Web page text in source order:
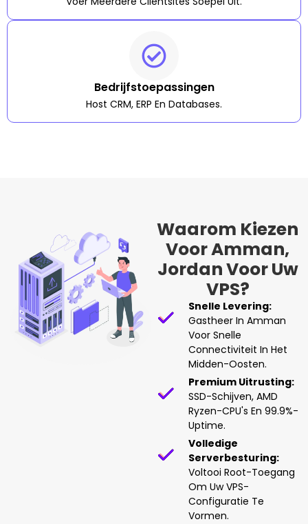
Bedrijfstoepassingen
Host CRM, ERP En Databases.
Waarom Kiezen
Voor Amman,
Jordan Voor Uw
VPS?
Snelle Levering:
Gastheer In Amman
Voor Snelle
Connectiviteit In Het
Midden-Oosten.
Premium Uitrusting:
SSD-Schijven, AMD
Ryzen-CPU's En 99.9%-
Uptime.
Volledige
Serverbesturing:
Voltooi Root-Toegang
Om Uw VPS-
Configuratie Te
Vormen.